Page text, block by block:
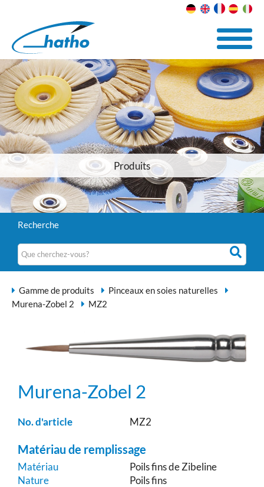
Produits
Recherche
Gamme de produits
Pinceaux en soies naturelles
Murena-Zobel 2
MZ2
Murena-Zobel 2
No. d'article MZ2
Matériau de remplissage
Matériau
Poils fins de Zibeline
Nature
Poils fins